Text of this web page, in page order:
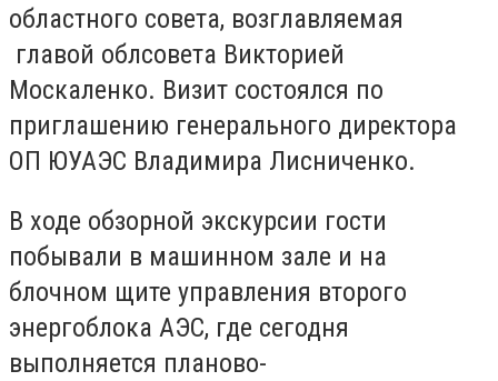
областного совета, возглавляемая
главой облсовета Викторией
Москаленко. Визит состоялся по
приглашению генерального директора
ОП ЮУАЭС Владимира Лисниченко.
В ходе обзорной экскурсии гости
побывали в машинном зале и на
блочном щите управления второго
энергоблока АЭС, где сегодня
выполняется планово-